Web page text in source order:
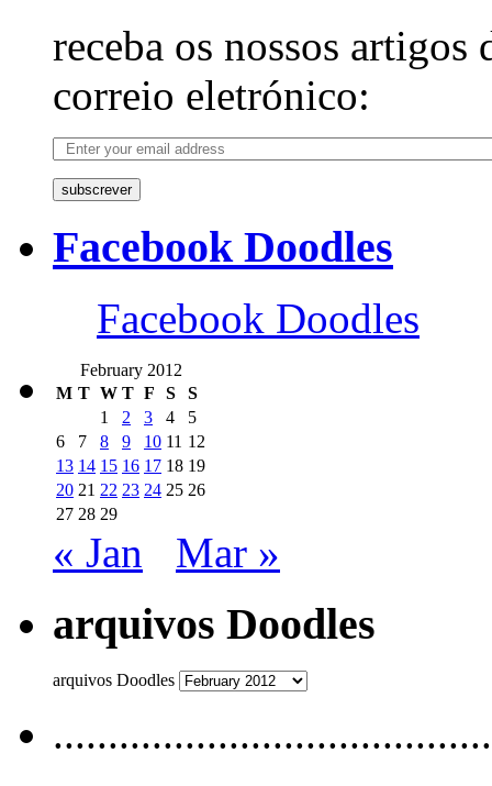
receba os nossos artigos
correio eletrónico:
subscrever
Facebook Doodles
Facebook Doodles
February 2012
M T W T F S
S
1
2 3 4
5
6
7 8 9 10 11 12
13 14 15 16 17 18 19
20 21 22 23 24 25 26
27 28 29
« Jan Mar »
arquivos Doodles
arquivos Doodles